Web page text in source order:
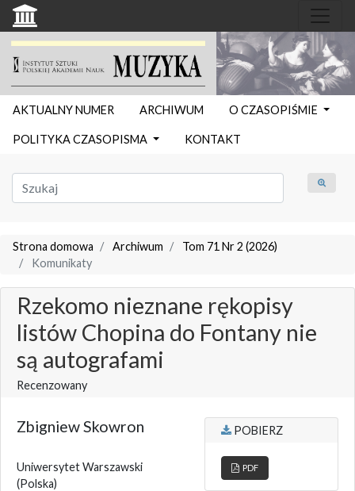
AKTUALNY NUMER ARCHIWUM O CZASOPIŚMIE
POLITYKA CZASOPISMA KONTAKT
Strona domowa Archiwum
Tom 71 Nr 2 (2026)
Komunikaty
Rzekomo nieznane rękopisy
listów Chopina do Fontany nie
są autografami
Recenzowany
Zbigniew Skowron
Uniwersytet Warszawski
(Polska)
POBIERZ
PDF